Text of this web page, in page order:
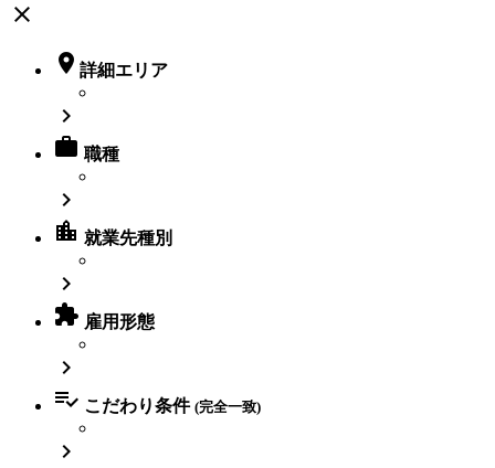
close
 詳細エリア

 職種

location_city 就業先種別

 雇用形態

 こだわり条件 (完全一致)
